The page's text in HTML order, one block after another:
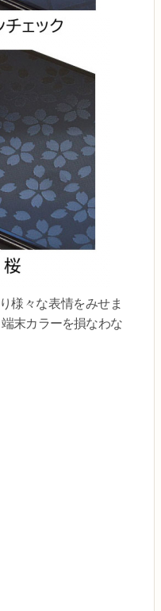
様々な表情をみせま
末カラーを損なわな